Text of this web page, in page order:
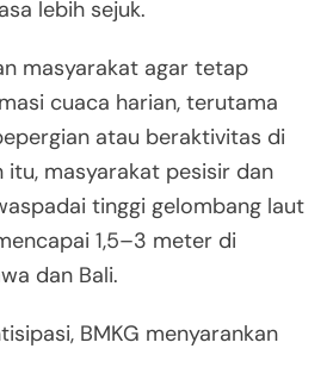
lebih sejuk.
masyarakat agar tetap
cuaca harian, terutama
atau beraktivitas di
itu, masyarakat pesisir dan
tinggi gelombang laut
1,5–3 meter di
dan Bali.
BMKG menyarankan